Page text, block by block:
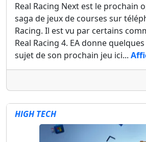
Real Racing Next est le prochain
saga de jeux de courses sur
Racing. Il est vu par certains
Real Racing 4. EA donne
sujet de son prochain jeu ici...
HIGH TECH